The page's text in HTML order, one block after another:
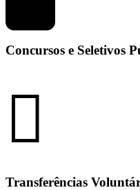
Concursos e Seletivos
Transferências